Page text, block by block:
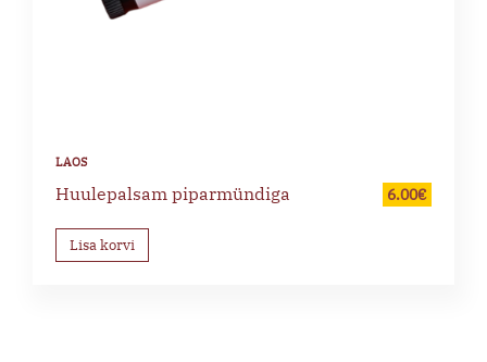
Huulepalsam piparmündiga 6.00€
Lisa korvi